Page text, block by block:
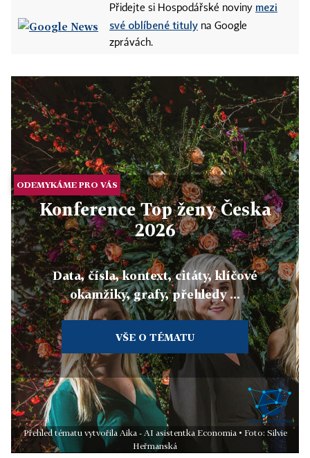
Přidejte si Hospodářské noviny mezi
své oblíbené tituly na Google
zprávách.
ODEMYKÁME PRO VÁS
Konference Top ženy Česka
2026
Data, čísla, kontext, citáty, klíčové
okamžiky, grafy, přehledy ...
VŠE O TÉMATU
Přehled tématu vytvořila Aika - AI asistentka Economia • Foto: Silvie
Heřmanská